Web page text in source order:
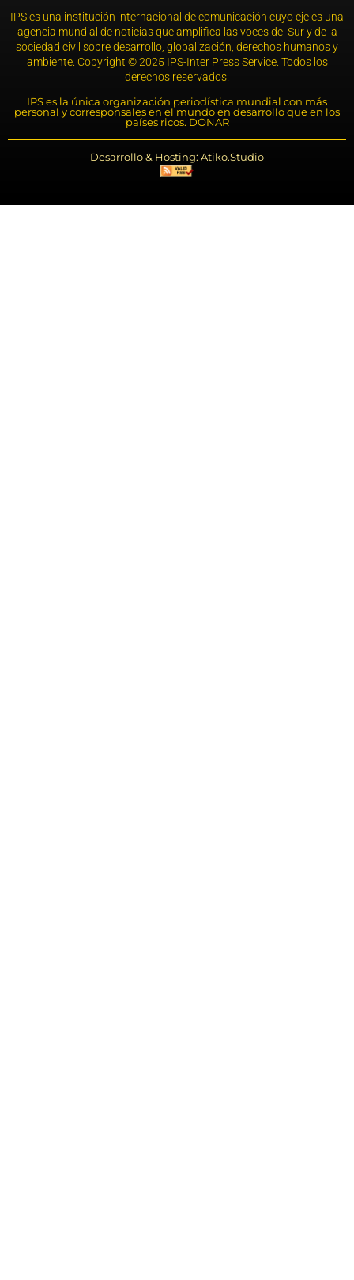
IPS es una institución internacional de comunicación cuyo eje es una
agencia mundial de noticias que amplifica las voces del Sur y de la
sociedad civil sobre desarrollo, globalización, derechos humanos y
ambiente. Copyright © 2025 IPS-Inter Press Service. Todos los
derechos reservados.
IPS es la única organización periodística mundial con más
personal y corresponsales en el mundo en desarrollo que en los
países ricos. DONAR
Desarrollo & Hosting: Atiko.Studio